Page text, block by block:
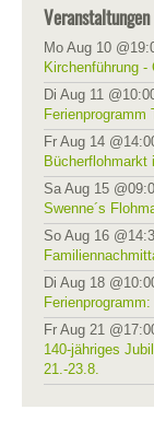
Veranstaltungen
Mo Aug 10
Kirchenführung
Di Aug 11
Ferienprogramm
Fr Aug 14
Bücherflohmarkt
Sa Aug 15
Swenne´s
So Aug 16
Di Aug 18
Fr Aug 21
140-jähriges
21.-23.8.